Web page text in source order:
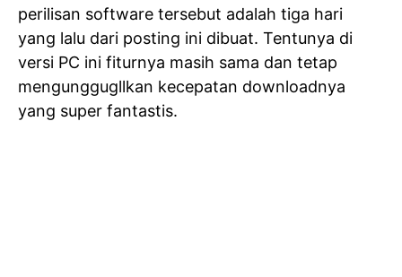
perilisan software tersebut adalah tiga hari
yang lalu dari posting ini dibuat. Tentunya di
versi PC ini fiturnya masih sama dan tetap
mengunggugllkan kecepatan downloadnya
yang super fantastis.